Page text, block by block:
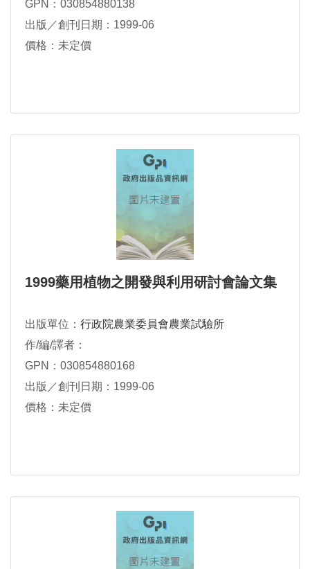
GPN：030854880138
出版／創刊日期：1999-06
價格：未定價
1999藥用植物之開發與利用研討會論文集
出版單位： 行政院農業委員會農業試驗所
作/編/譯者：
GPN：030854880168
出版／創刊日期：1999-06
價格：未定價